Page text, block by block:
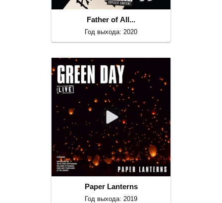
Father of All...
Год выхода: 2020
Paper Lanterns
Год выхода: 2019